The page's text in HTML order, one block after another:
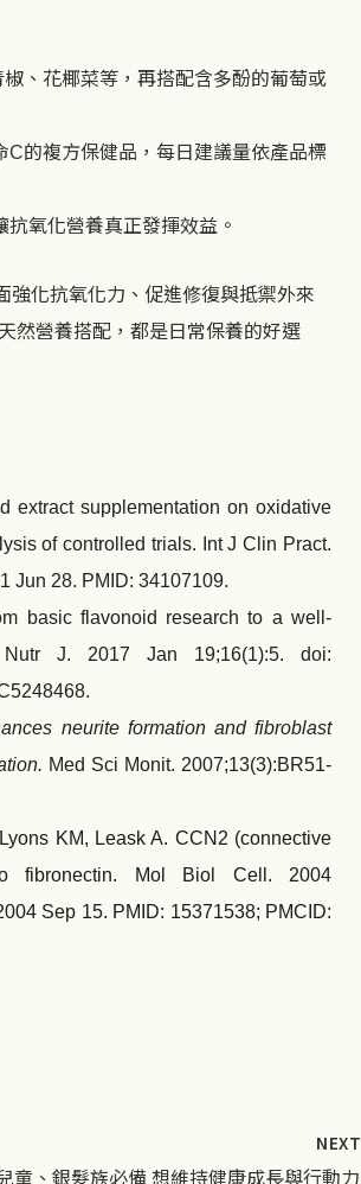
、花椰菜等，再搭配含多酚的葡萄或
C的複方保健品，每日建議量依產品標
氧化營養真正發揮效益。
化抗氧化力、促進修復與抵禦外來
然營養搭配，都是日常保養的好選
extract supplementation on oxidative
of controlled trials. Int J Clin Pract.
Jun 28. PMID: 34107109.
basic flavonoid research to a well-
Nutr J. 2017 Jan 19;16(1):5. doi:
neurite formation and fibroblast
Med Sci Monit. 2007;13(3):BR51‐
KM, Leask A. CCN2 (connective
fibronectin. Mol Biol Cell. 2004
Sep 15. PMID: 15371538; PMCID:
NEXT